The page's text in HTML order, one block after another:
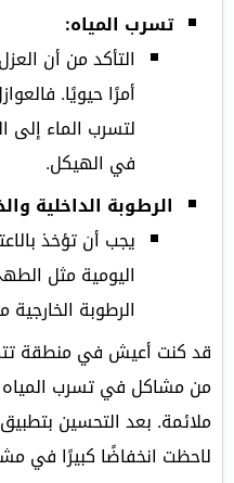
تسرب المياه:
التأكد من أن
أمرًا حيويًا.
لتسرب الماء إلى
في الهيكل.
الرطوبة الداخلية
يجب أن تؤخذ
اليومية مثل
الرطوبة الخارجية
قد كنت أعيش في منطقة
من مشاكل في تسرب المياه
ملائمة. بعد التحسين
لاحظت انخفاضًا كبيرًا في